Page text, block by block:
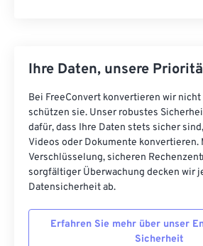
Ihre Daten, unsere
Bei FreeConvert konvertieren wir
schützen sie. Unser robustes
dafür, dass Ihre Daten stets sicher
Videos oder Dokumente
Verschlüsselung, sicheren
sorgfältiger Überwachung decken wir
Datensicherheit ab.
Erfahren Sie mehr über unser
Sicherheit